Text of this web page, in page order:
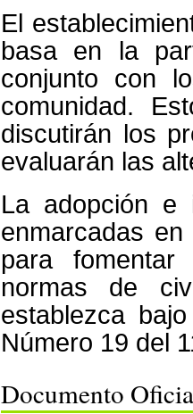
El
basa en la
conjunto con
comunidad.
discutirán los
evaluarán las
La adopción e
enmarcadas
para
normas de
establezca
Número 19 del
Documento